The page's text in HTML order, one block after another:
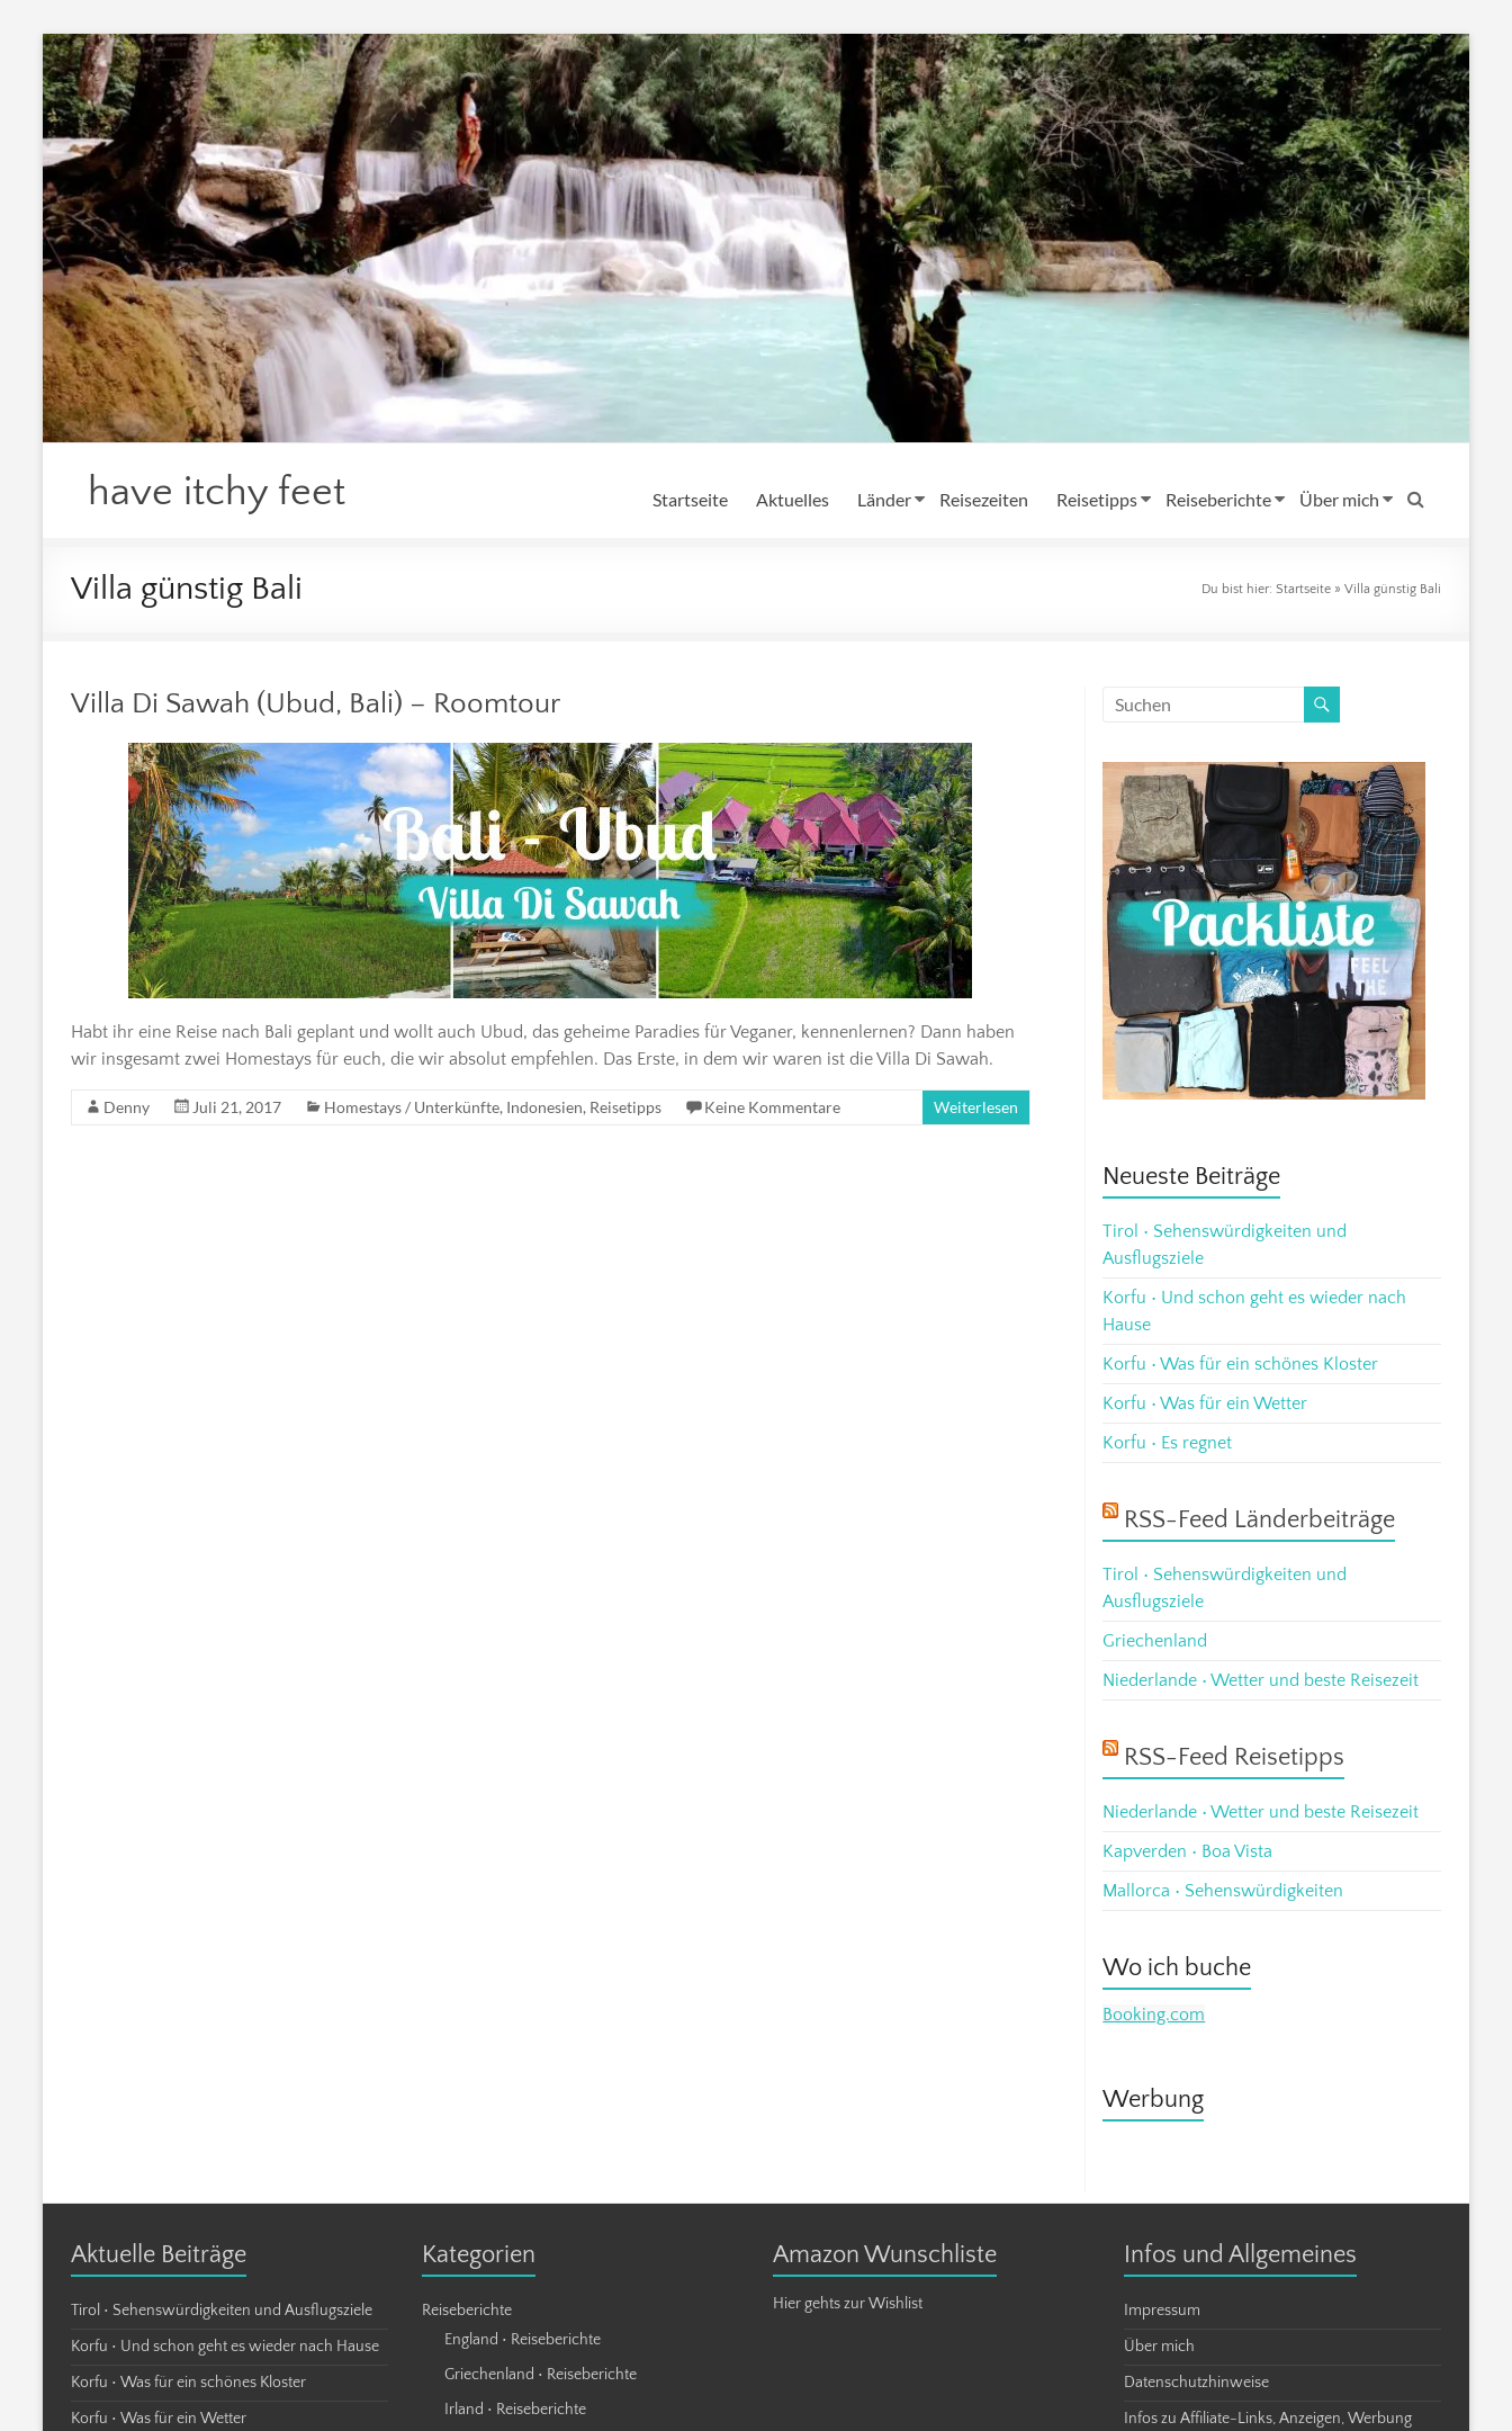
Zum
Inhalt
springen
have itchy feet Startseite Aktuelles Länder Reisezeiten Reisetipps Reiseberichte Über mich
Villa günstig Bali Du bist hier: Startseite » Villa günstig Bali
Villa Di Sawah (Ubud, Bali) – Roomtour
Habt ihr eine Reise nach Bali geplant und wollt auch Ubud, das geheime Paradies für Veganer, kennenlernen? Dann haben
wir insgesamt zwei Homestays für euch, die wir absolut empfehlen. Das Erste, in dem wir waren ist die Villa Di Sawah.
Denny Juli 21, 2017 Homestays / Unterkünfte, Indonesien, Reisetipps Keine Kommentare Weiterlesen
Neueste Beiträge
Tirol • Sehenswürdigkeiten und
Ausflugsziele
Korfu • Und schon geht es wieder nach
Hause
Korfu • Was für ein schönes Kloster
Korfu • Was für ein Wetter
Korfu • Es regnet
RSS-Feed Länderbeiträge
Tirol • Sehenswürdigkeiten und
Ausflugsziele
Griechenland
Niederlande • Wetter und beste Reisezeit
RSS-Feed Reisetipps
Niederlande • Wetter und beste Reisezeit
Kapverden • Boa Vista
Mallorca • Sehenswürdigkeiten
Wo ich buche
Booking.com
Werbung
Aktuelle Beiträge
Tirol • Sehenswürdigkeiten und Ausflugsziele
Korfu • Und schon geht es wieder nach Hause
Korfu • Was für ein schönes Kloster
Korfu • Was für ein Wetter
Kategorien
Reiseberichte
England • Reiseberichte
Griechenland • Reiseberichte
Irland • Reiseberichte
Amazon Wunschliste
Hier gehts zur Wishlist
Infos und Allgemeines
Impressum
Über mich
Datenschutzhinweise
Infos zu Affiliate-Links, Anzeigen, Werbung